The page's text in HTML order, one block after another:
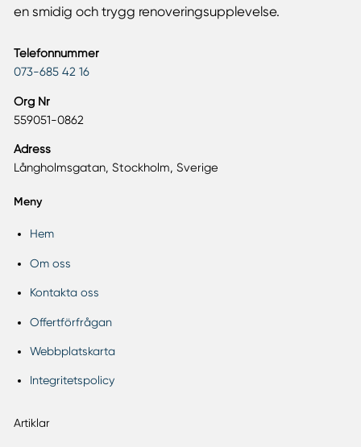
en smidig och trygg renoveringsupplevelse.
Telefonnummer
073-685 42 16
Org Nr
559051-0862
Adress
Långholmsgatan, Stockholm, Sverige
Meny
Hem
Om oss
Kontakta oss
Offertförfrågan
Webbplatskarta
Integritetspolicy
Artiklar